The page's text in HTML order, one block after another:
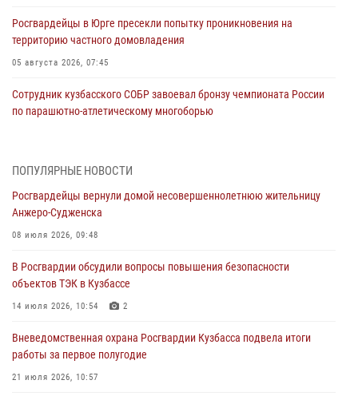
Росгвардейцы в Юрге пресекли попытку проникновения на
территорию частного домовладения
05 августа 2026, 07:45
Сотрудник кузбасского СОБР завоевал бронзу чемпионата России
по парашютно-атлетическому многоборью
Кузбассовцы высоко оценили качество предоставления
04 августа 2026, 09:42
Росгвардейцы помогли разыскать троих юных путешественников из
04 августа 2026, 08:42
Росгвардейцы задержали нарушителя общественного порядка в
04 августа 2026, 07:41
Кемеровские росгвардейцы пресекли попытку хищения товара
ПОПУЛЯРНЫЕ НОВОСТИ
Росгвардейцы вернули домой несовершеннолетнюю жительницу
Анжеро-Судженска
08 июля 2026, 09:48
В Росгвардии обсудили вопросы повышения безопасности
объектов ТЭК в Кузбассе
14 июля 2026, 10:54 2
Вневедомственная охрана Росгвардии Кузбасса подвела итоги
работы за первое полугодие
21 июля 2026, 10:57